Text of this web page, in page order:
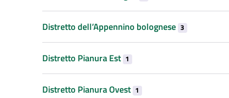
Distretto dell’Appennino bolognese 3
Distretto Pianura Est 1
Distretto Pianura Ovest 1